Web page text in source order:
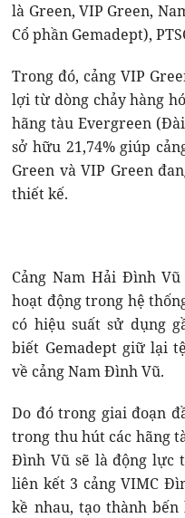
là Green, VIP Green,
Cổ phần Gemadept),
Trong đó, cảng VIP
lợi từ dòng chảy hàng
hãng tàu Evergreen
sở hữu 21,74% giúp
Green và VIP Green
thiết kế.
Cảng Nam Hải Đình
hoạt động trong hệ
có hiệu suất sử dụng
biết Gemadept giữ lại
về cảng Nam Đình Vũ.
Do đó trong giai đoạn
trong thu hút các hãng
Đình Vũ sẽ là động lực
liên kết 3 cảng VIMC
kề nhau, tạo thành